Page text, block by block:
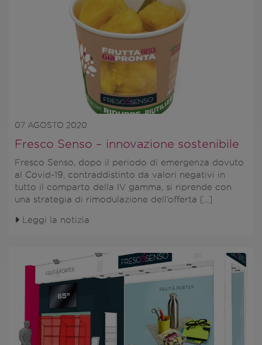
07 AGOSTO 2020
Fresco Senso – innovazione sostenibile
Fresco Senso, dopo il periodo di emergenza dovuto
al Covid-19, contraddistinto da valori negativi in
tutto il comparto della IV gamma, si riprende con
una strategia di rimodulazione dell’offerta [...]
Leggi la notizia